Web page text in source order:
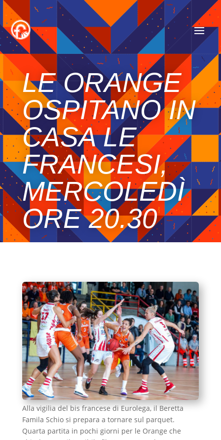
LE ORANGE
OSPITANO IN
CASA LE
FRANCESI,
MERCOLEDÌ
ORE 20.30
Alla vigilia del bis francese di Eurolega, il Beretta
Famila Schio si prepara a tornare sul parquet.
Quarta partita in pochi giorni per le Orange che